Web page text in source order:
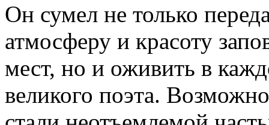
Он сумел не только
атмосферу и красоту
мест, но и оживить в
великого поэта.